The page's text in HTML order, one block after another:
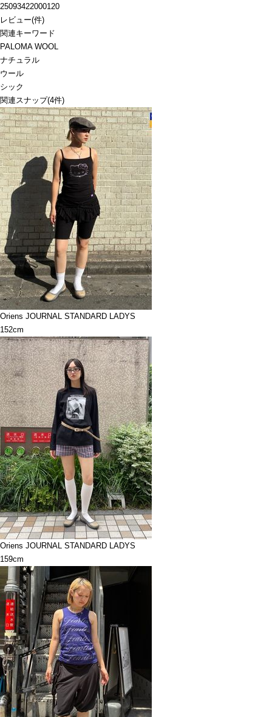
25093422000120
レビュー(件)
関連キーワード
PALOMA WOOL
ナチュラル
ウール
シック
関連スナップ(4件)
Oriens JOURNAL STANDARD LADYS
152cm
Oriens JOURNAL STANDARD LADYS
159cm